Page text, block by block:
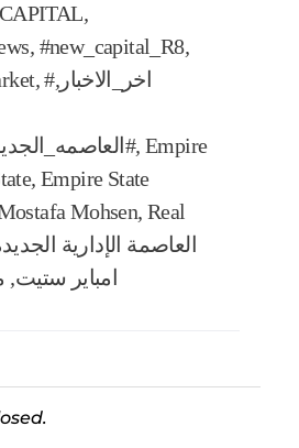
,
, #new_capital_R8,
, #اخر_الاخبار ,
, Empire
, Empire State
Mohsen, Real
العاصمة الإدارية
امباير ستيت,